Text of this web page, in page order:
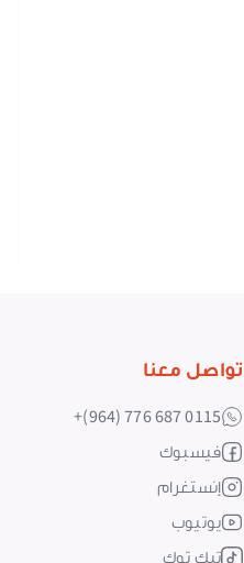
تواصل معنا
+(964) 776 687 0115
فيسبوك
إنستغرام
يوتيوب
تيك توك